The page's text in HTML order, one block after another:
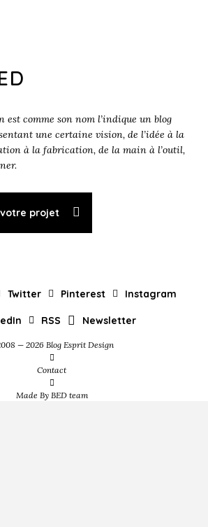
est comme son nom l’indique un blog
une certaine vision, de l’idée à la
à la fabrication, de la main à l’outil,
projet
Twitter Pinterest Instagram
RSS Newsletter
— 2026 Blog Esprit Design
Contact
Made By BED team